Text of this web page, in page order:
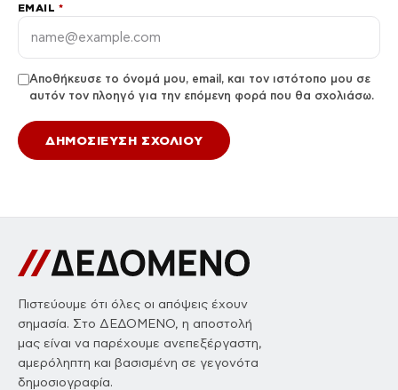
EMAIL *
Αποθήκευσε το όνομά μου, email, και τον ιστότοπο μου σε
αυτόν τον πλοηγό για την επόμενη φορά που θα σχολιάσω.
Πιστεύουμε ότι όλες οι απόψεις έχουν
σημασία. Στο ΔΕΔΟΜΕΝΟ, η αποστολή
μας είναι να παρέχουμε ανεπεξέργαστη,
αμερόληπτη και βασισμένη σε γεγονότα
δημοσιογραφία.